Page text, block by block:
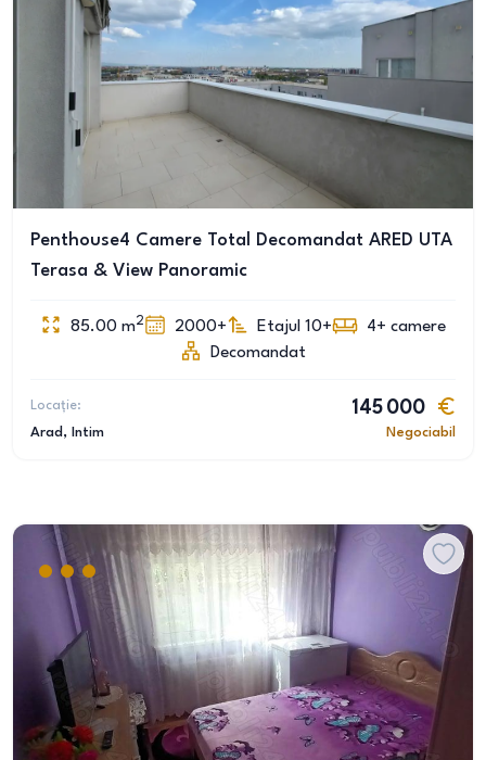
Penthouse4 Camere Total Decomandat ARED UTA
Terasa & View Panoramic
85.00 m2 2000+ Etajul 10+ 4+ camere
Decomandat
Locație:
Arad , Intim
145 000
Negociabil